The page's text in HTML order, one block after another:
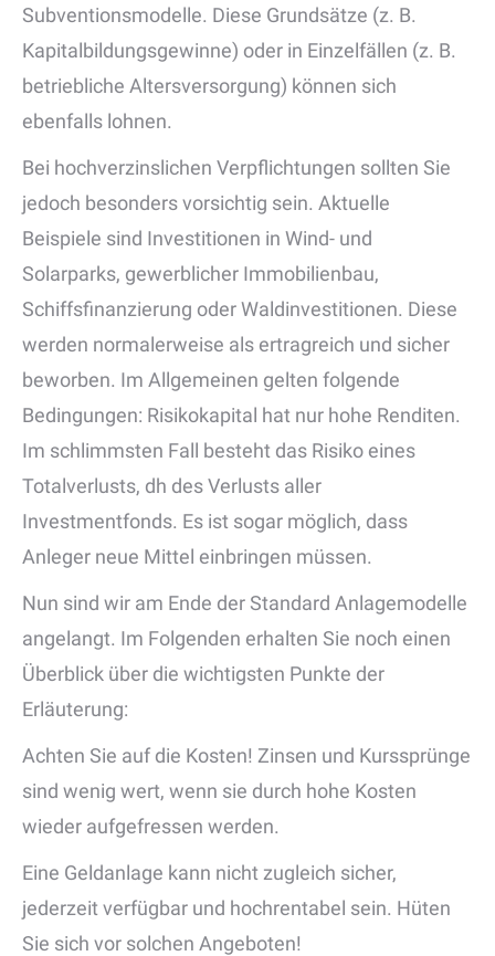
Subventionsmodelle. Diese Grundsätze (z. B.
Kapitalbildungsgewinne) oder in Einzelfällen (z. B.
betriebliche Altersversorgung) können sich
ebenfalls lohnen.
Bei hochverzinslichen Verpflichtungen sollten Sie
jedoch besonders vorsichtig sein. Aktuelle
Beispiele sind Investitionen in Wind- und
Solarparks, gewerblicher Immobilienbau,
Schiffsfinanzierung oder Waldinvestitionen. Diese
werden normalerweise als ertragreich und sicher
beworben. Im Allgemeinen gelten folgende
Bedingungen: Risikokapital hat nur hohe Renditen.
Im schlimmsten Fall besteht das Risiko eines
Totalverlusts, dh des Verlusts aller
Investmentfonds. Es ist sogar möglich, dass
Anleger neue Mittel einbringen müssen.
Nun sind wir am Ende der Standard Anlagemodelle
angelangt. Im Folgenden erhalten Sie noch einen
Überblick über die wichtigsten Punkte der
Erläuterung:
Achten Sie auf die Kosten! Zinsen und Kurssprünge
sind wenig wert, wenn sie durch hohe Kosten
wieder aufgefressen werden.
Eine Geldanlage kann nicht zugleich sicher,
jederzeit verfügbar und hochrentabel sein. Hüten
Sie sich vor solchen Angeboten!